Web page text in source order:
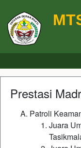
Prestasi
Patroli
Juara